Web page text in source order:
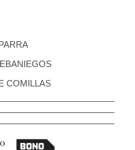
COMILLAS